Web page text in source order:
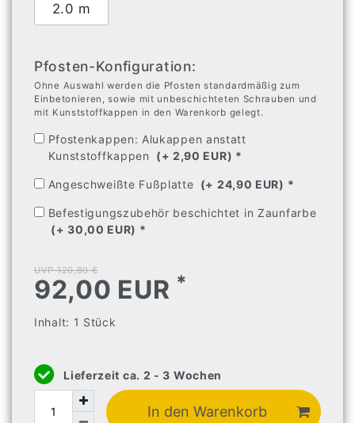
2.0 m
Pfosten-Konfiguration:
Ohne Auswahl werden die Pfosten standardmäßig zum
Einbetonieren, sowie mit unbeschichteten Schrauben und
mit Kunststoffkappen in den Warenkorb gelegt.
Pfostenkappen: Alukappen anstatt
Kunststoffkappen
(+ 2,90 EUR) *
Angeschweißte Fußplatte (+ 24,90 EUR) *
Befestigungszubehör beschichtet in Zaunfarbe
(+ 30,00 EUR) *
UVP 120,80 €
92,00 EUR *
Inhalt: 1 Stück
Lieferzeit ca. 2 - 3 Wochen
In den Warenkorb